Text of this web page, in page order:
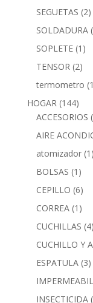
SEGUETAS (2)
SOLDADURA
SOPLETE (1)
TENSOR (2)
termometro
HOGAR (144)
ACCESORIOS
AIRE
atomizador (1)
BOLSAS (1)
CEPILLO (6)
CORREA (1)
CUCHILLAS (4)
CUCHILLO Y
ESPATULA (3)
INSECTICIDA